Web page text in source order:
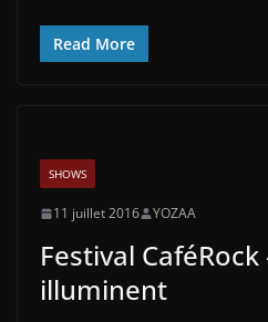
Read More
SHOWS
11 juillet 2016 YOZAA
Festival
illuminent